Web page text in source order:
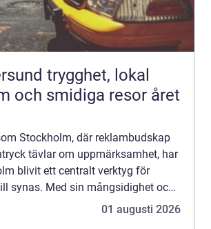
lokal
och smidiga resor året
Stockholm, där reklambudskap
tävlar om uppmärksamhet, har
blivit ett centralt verktyg för
synas. Med sin mångsidighet och
kan...
01 augusti 2026